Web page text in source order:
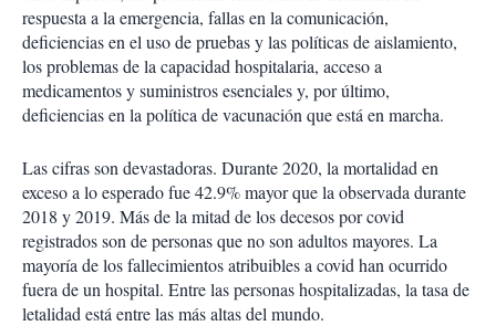
respuesta a la emergencia, fallas en la comunicación,
deficiencias en el uso de pruebas y las políticas de aislamiento,
los problemas de la capacidad hospitalaria, acceso a
medicamentos y suministros esenciales y, por último,
deficiencias en la política de vacunación que está en marcha.
Las cifras son devastadoras. Durante 2020, la mortalidad en
exceso a lo esperado fue 42.9% mayor que la observada durante
2018 y 2019. Más de la mitad de los decesos por covid
registrados son de personas que no son adultos mayores. La
mayoría de los fallecimientos atribuibles a covid han ocurrido
fuera de un hospital. Entre las personas hospitalizadas, la tasa de
letalidad está entre las más altas del mundo.